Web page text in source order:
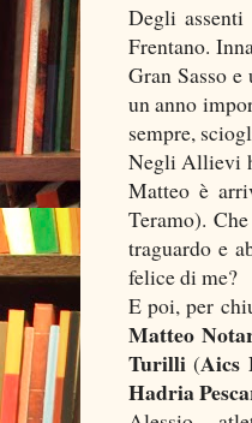
Degli
Frentano.
Gran Sasso
un anno
sempre,
Negli Allievi
Matteo è
Teramo).
traguardo e
felice di me?
E poi, per
Matteo
Turilli (Aics
Hadria